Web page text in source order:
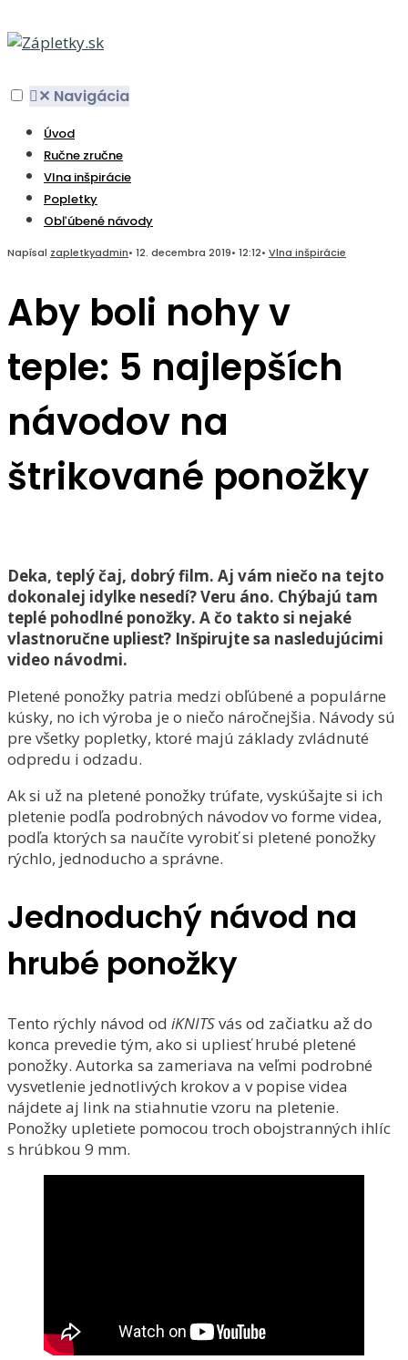
✕ Navigácia
Úvod
Ručne zručne
Vlna inšpirácie
Popletky
Obľúbené návody
Napísal zapletkyadmin• 12. decembra 2019• 12:12• Vlna inšpirácie
Aby boli nohy v
teple: 5 najlepších
návodov na
štrikované ponožky
Deka, teplý čaj, dobrý film. Aj vám niečo na tejto
dokonalej idylke nesedí? Veru áno. Chýbajú tam
teplé pohodlné ponožky. A čo takto si nejaké
vlastnoručne upliesť? Inšpirujte sa nasledujúcimi
video návodmi.
Pletené ponožky patria medzi obľúbené a populárne
kúsky, no ich výroba je o niečo náročnejšia. Návody sú
pre všetky popletky, ktoré majú základy zvládnuté
odpredu i odzadu.
Ak si už na pletené ponožky trúfate, vyskúšajte si ich
pletenie podľa podrobných návodov vo forme videa,
podľa ktorých sa naučíte vyrobiť si pletené ponožky
rýchlo, jednoducho a správne.
Jednoduchý návod na
hrubé ponožky
Tento rýchly návod od iKNITSvás od začiatku až do
konca prevedie tým, ako si upliesť hrubé pletené
ponožky. Autorka sa zameriava na veľmi podrobné
vysvetlenie jednotlivých krokov a v popise videa
nájdete aj link na stiahnutie vzoru na pletenie.
Ponožky upletiete pomocou troch obojstranných ihlíc
s hrúbkou 9 mm.